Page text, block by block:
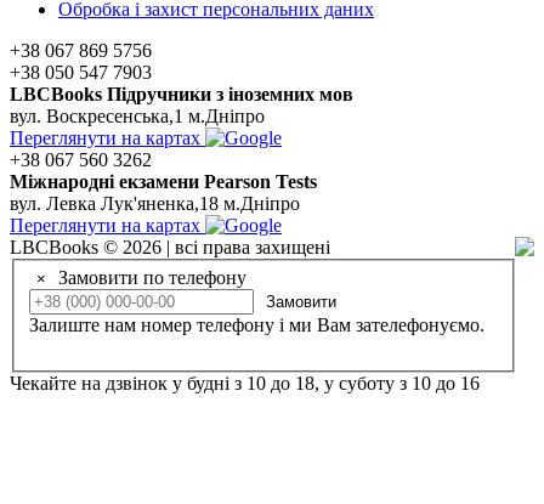
Обробка і захист персональних даних
+38 067 869 5756
+38 050 547 7903
LBCBooks Підручники з іноземних мов
вул. Воскресенська,1 м.Дніпро
Переглянути на картах
+38 067 560 3262
Мiжнароднi екзамени Pearson Tests
вул. Левка Лук'яненка,18 м.Дніпро
Переглянути на картах
LBCBooks © 2026 | всі права захищені
× Замовити по телефону
Замовити
Залиште нам номер телефону і ми Вам зателефонуємо.
Чекайте на дзвінок у будні з 10 до 18, у суботу з 10 до 16